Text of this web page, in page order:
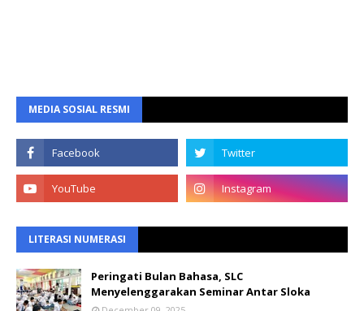
MEDIA SOSIAL RESMI
LITERASI NUMERASI
Peringati Bulan Bahasa, SLC
Menyelenggarakan Seminar Antar Sloka